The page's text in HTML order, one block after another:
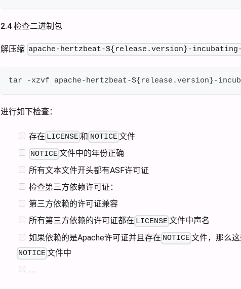
2.4 检查二进制包
解压缩 apache-hertzbeat-${release.version}-
tar -xzvf apache-hertzbeat-${release.version}-
进行如下检查：
存在 LICENSE和 NOTICE文件
NOTICE文件中的年份正确
所有文本文件开头都有ASF许可证
检查第三方依赖许可证：
第三方依赖的许可证兼容
所有第三方依赖的许可证都在 LICENSE文件中声名
如果依赖的是Apache许可证并且存在 NOTICE文件，那么
NOTICE文件中
.....